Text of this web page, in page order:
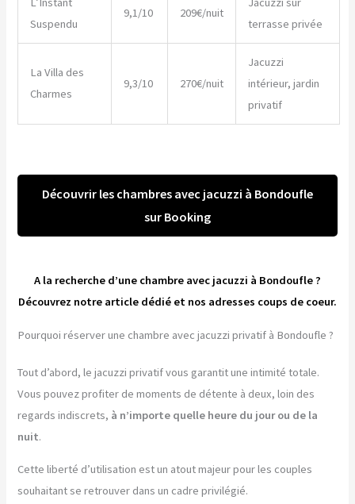
Suspendu
9,1/10 209€/nuit
terrasse privée
La Villa des
Charmes
9,3/10 270€/nuit
Jacuzzi
intérieur, jardin
privatif
Découvrir les chambres avec jacuzzi à Bondoufle
sur Booking
A la recherche d’une chambre avec jacuzzi à Bondoufle ?
Découvrez notre article dédié et nos adresses coups de coeur.
Pourquoi réserver une chambre avec jacuzzi privatif à Bondoufle ?
Tout d’abord, le jacuzzi privatif vous garantit une intimité totale.
Vous pouvez profiter de moments de détente à deux, loin des
regards indiscrets, à n’importe quelle heure du jour ou de la
nuit.
Cette liberté d’utilisation est un atout majeur pour les couples
souhaitant se retrouver dans un cadre privilégié.